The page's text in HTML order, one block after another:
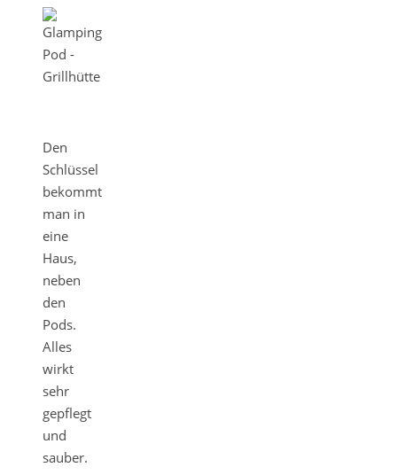
Den
Schlüssel
bekommt
man in
eine
Haus,
neben
den
Pods.
Alles
wirkt
sehr
gepflegt
und
sauber.